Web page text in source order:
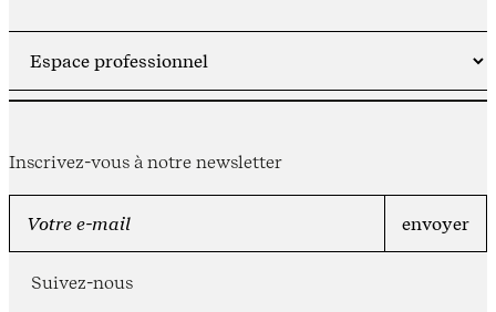
Inscrivez-vous à notre newsletter
Suivez-nous